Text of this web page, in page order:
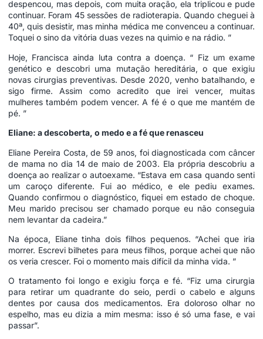
despencou, mas depois, com muita oração, ela triplicou e pude
continuar. Foram 45 sessões de radioterapia. Quando cheguei à
40ª, quis desistir, mas minha médica me convenceu a continuar.
Toquei o sino da vitória duas vezes na quimio e na rádio. ”
Hoje, Francisca ainda luta contra a doença. “ Fiz um exame
genético e descobri uma mutação hereditária, o que exigiu
novas cirurgias preventivas. Desde 2020, venho batalhando, e
sigo firme. Assim como acredito que irei vencer, muitas
mulheres também podem vencer. A fé é o que me mantém de
pé. ”
Eliane: a descoberta, o medo e a fé que renasceu
Eliane Pereira Costa, de 59 anos, foi diagnosticada com câncer
de mama no dia 14 de maio de 2003. Ela própria descobriu a
doença ao realizar o autoexame. “Estava em casa quando senti
um caroço diferente. Fui ao médico, e ele pediu exames.
Quando confirmou o diagnóstico, fiquei em estado de choque.
Meu marido precisou ser chamado porque eu não conseguia
nem levantar da cadeira.”
Na época, Eliane tinha dois filhos pequenos. “Achei que iria
morrer. Escrevi bilhetes para meus filhos, porque achei que não
os veria crescer. Foi o momento mais difícil da minha vida. ”
O tratamento foi longo e exigiu força e fé. “Fiz uma cirurgia
para retirar um quadrante do seio, perdi o cabelo e alguns
dentes por causa dos medicamentos. Era doloroso olhar no
espelho, mas eu dizia a mim mesma: isso é só uma fase, e vai
passar”.